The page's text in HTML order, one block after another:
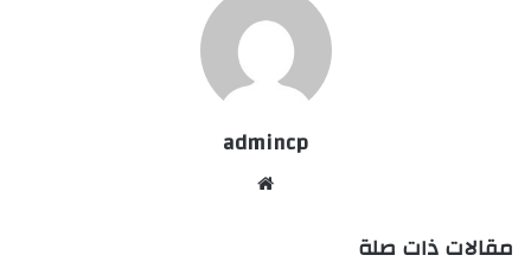
admincp
مقالات ذات صلة